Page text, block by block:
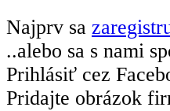
Najprv sa
..alebo sa s nami
Prihlásiť cez
Pridajte obrázok